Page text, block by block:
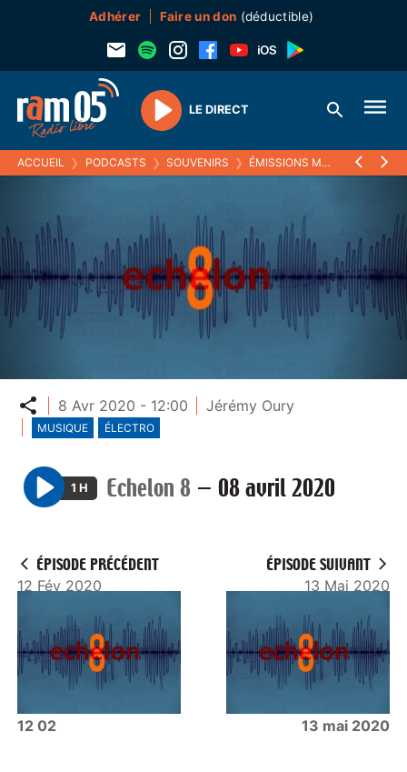
Adhérer Faire un don (déductible)
Play
LE DIRECT
ACCUEIL ❯ PODCASTS ❯ SOUVENIRS ❯ ÉMISSIONS MUSICALES (SOUVENIRS)
Partager
8 Avr 2020 - 12:00 Jérémy Oury
MUSIQUE ÉLECTRO
P
y
1 H Echelon 8 — 08 avril 2020
ÉPISODE PRÉCÉDENT
12 Fév 2020
12 02
ÉPISODE SUIVANT
13 Mai 2020
13 mai 2020